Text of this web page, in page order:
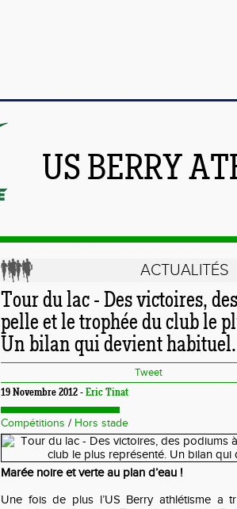
US BERRY
ACTUALITÉS
Tour du lac - Des victoires,
pelle et le trophée du club le
Un bilan qui devient
Tweet
19 Novembre 2012 - Eric Tinat
Compétitions / Hors stade
Marée noire et verte au plan d’eau !
Une fois de plus l’US Berry athlétisme a